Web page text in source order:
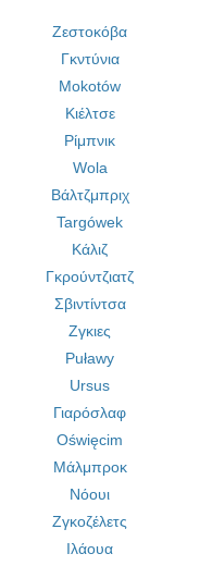
Ζεστοκόβα
Γκντύνια
Mokotów
Κιέλτσε
Ρίμπνικ
Wola
Βάλτζμπριχ
Targówek
Κάλιζ
Γκρούντζιατζ
Σβιντίντσα
Ζγκιες
Puławy
Ursus
Γιαρόσλαφ
Oświęcim
Μάλμπροκ
Νόουι
Ζγκοζέλετς
Ιλάουα